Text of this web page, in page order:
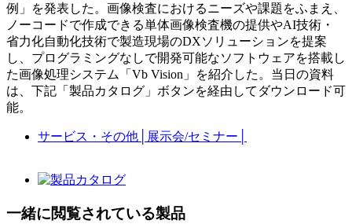
例」を発表した。画像検査におけるニーズや課題をふまえ、
ノーコードで作成できる単体画像検査機の提供やAI技術・
省力化自動化技術で製造現場のDXソリューションを提案
し、プログラミングなしで開発可能なソフトウェアを搭載し
た画像処理システム「Vb Vision」を紹介した。当日の資料
は、下記「製品カタログ」ボタンを経由してダウンロード可
能。
サービス・その他 展示会/セミナー
一緒に閲覧されている製品